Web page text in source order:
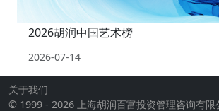
2026胡润中国艺术榜
2026-07-14
关于我们
© 1999 - 2026 上海胡润百富投资管理咨询有限